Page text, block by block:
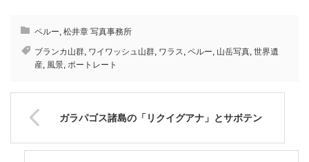
ペルー, 松井章 写真事務所
ブランカ山群, ワイワッシュ山群, ワラス, ペルー, 山岳写真, 世界遺
産, 風景, ポートレート
ガラパゴス諸島の「リクイグアナ」とサボテン